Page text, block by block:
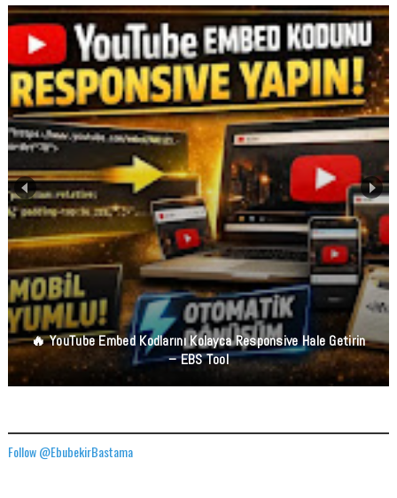
🔥 YouTube Embed Kodlarını Kolayca Responsive Hale Getirin
– EBS Tool
Follow @EbubekirBastama